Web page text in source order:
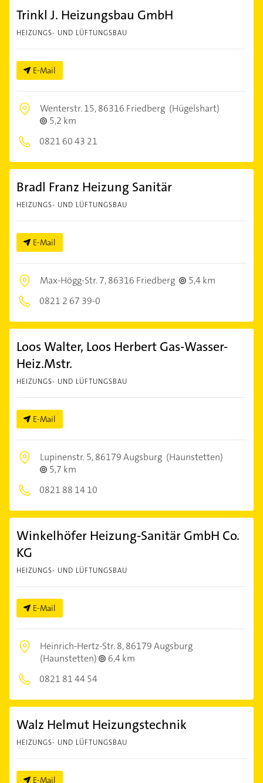
Trinkl J. Heizungsbau GmbH
HEIZUNGS- UND LÜFTUNGSBAU
E-Mail
Wenterstr. 15,86316 Friedberg (Hügelshart)
5,2 km
0821 60 43 21
Bradl Franz Heizung Sanitär
HEIZUNGS- UND LÜFTUNGSBAU
E-Mail
Max-Högg-Str. 7,86316 Friedberg
5,4 km
0821 2 67 39-0
Loos Walter, Loos Herbert Gas-Wasser-
Heiz.Mstr.
HEIZUNGS- UND LÜFTUNGSBAU
E-Mail
Lupinenstr. 5,86179 Augsburg (Haunstetten)
5,7 km
0821 88 14 10
Winkelhöfer Heizung-Sanitär GmbH Co.
KG
HEIZUNGS- UND LÜFTUNGSBAU
E-Mail
Heinrich-Hertz-Str. 8,86179 Augsburg
(Haunstetten)
6,4 km
0821 81 44 54
Walz Helmut Heizungstechnik
HEIZUNGS- UND LÜFTUNGSBAU
E-Mail